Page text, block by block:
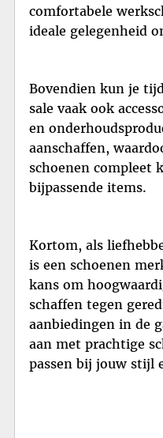
comfortabele
ideale gelegenheid
Bovendien kun je
sale vaak ook
en
aanschaffen,
schoenen compleet
bijpassende items.
Kortom, als
is een schoenen
kans om
schaffen tegen
aanbiedingen in de
aan met prachtige
passen bij jouw stijl